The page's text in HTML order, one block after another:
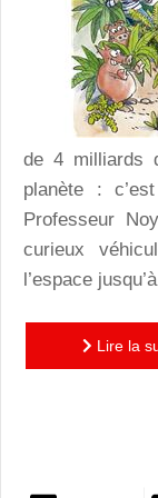
de 4 milliards
planète :
Professeur
curieux
l’espace
Lire la